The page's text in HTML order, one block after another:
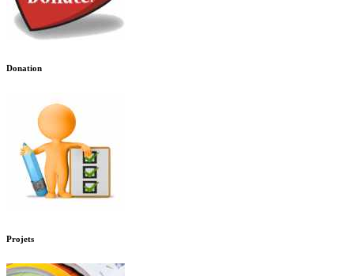
Donation
Projets